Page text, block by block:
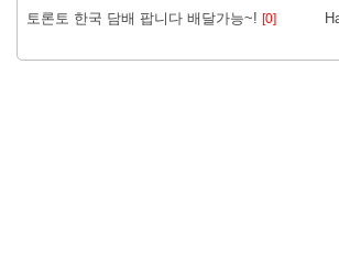
토론토 한국 담배 팝니다 배달가능~! [0]